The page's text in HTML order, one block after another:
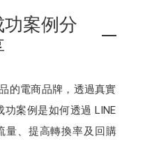
案例分
的電商品牌，透過真實
案例是如何透過 LINE
量、提高轉換率及回購